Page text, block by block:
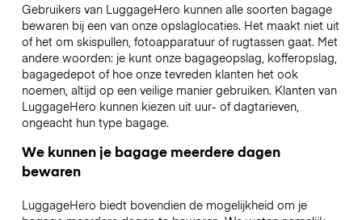
Gebruikers van LuggageHero kunnen alle soorten bagage
bewaren bij een van onze opslaglocaties. Het maakt niet uit
of het om skispullen, fotoapparatuur of rugtassen gaat. Met
andere woorden: je kunt onze bagageopslag, kofferopslag,
bagagedepot of hoe onze tevreden klanten het ook
noemen, altijd op een veilige manier gebruiken. Klanten van
LuggageHero kunnen kiezen uit uur- of dagtarieven,
ongeacht hun type bagage.
We kunnen je bagage meerdere dagen
bewaren
LuggageHero biedt bovendien de mogelijkheid om je